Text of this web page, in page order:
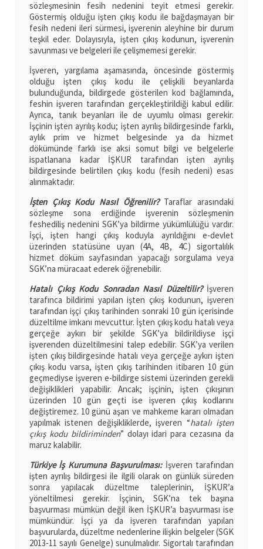
sözleşmesinin fesih nedenini teyit etmesi gerekir.
Göstermiş olduğu işten çıkış kodu ile bağdaşmayan bir
fesih nedeni ileri sürmesi, işverenin aleyhine bir durum
teşkil eder. Dolayısıyla, işten çıkış kodunun, işverenin
savunması ve belgeleri ile çelişmemesi gerekir.
İşveren, yargılama aşamasında, öncesinde göstermiş
olduğu işten çıkış kodu ile çelişkili beyanlarda
bulunduğunda, bildirgede gösterilen kod bağlamında,
feshin işveren tarafından gerçekleştirildiği kabul edilir.
Ayrıca, tanık beyanları ile de uyumlu olması gerekir.
İşçinin işten ayrılış kodu; işten ayrılış bildirgesinde farklı,
aylık prim ve hizmet belgesinde ya da hizmet
dökümünde farklı ise aksi somut bilgi ve belgelerle
ispatlanana kadar İŞKUR tarafından işten ayrılış
bildirgesinde belirtilen çıkış kodu (fesih nedeni) esas
alınmaktadır.
İşten Çıkış Kodu Nasıl Öğrenilir?Taraflar arasındaki
sözleşme sona erdiğinde işverenin sözleşmenin
feshediliş nedenini SGK’ya bildirme yükümlülüğü vardır.
İşçi, işten hangi çıkış koduyla ayrıldığını e-devlet
üzerinden statüsüne uyan (4A, 4B, 4C) sigortalılık
hizmet döküm sayfasından yapacağı sorgulama veya
SGK’na müracaat ederek öğrenebilir.
Hatalı Çıkış Kodu Sonradan Nasıl Düzeltilir?İşveren
tarafınca bildirimi yapılan işten çıkış kodunun, işveren
tarafından işçi çıkış tarihinden sonraki 10 gün içerisinde
düzeltilme imkanı mevcuttur. İşten çıkış kodu hatalı veya
gerçeğe aykırı bir şekilde SGK’ya bildirildiyse işçi
işverenden düzeltilmesini talep edebilir. SGK’ya verilen
işten çıkış bildirgesinde hatalı veya gerçeğe aykırı işten
çıkış kodu varsa, işten çıkış tarihinden itibaren 10 gün
geçmediyse işveren e-bildirge sistemi üzerinden gerekli
değişiklikleri yapabilir. Ancak; işçinin, işten çıkışının
üzerinden 10 gün geçti ise işveren çıkış kodlarını
değiştiremez. 10 günü aşan ve mahkeme kararı olmadan
yapılmak istenen değişikliklerde, işveren “hatalı işten
çıkış kodu bildiriminden” dolayı idari para cezasına da
maruz kalabilir.
Türkiye İş Kurumuna Başvurulması: İşveren tarafından
işten ayrılış bildirgesi ile ilgili olarak on günlük süreden
sonra yapılacak düzeltme taleplerinin, İŞKUR’a
yöneltilmesi gerekir. İşçinin, SGK’na tek başına
başvurması mümkün değil iken İŞKUR’a başvurması ise
mümkündür. İşçi ya da işveren tarafından yapılan
başvurularda, düzeltme nedenlerine ilişkin belgeler (SGK
2013‐11 sayılı Genelge) sunulmalıdır. Sigortalı tarafından